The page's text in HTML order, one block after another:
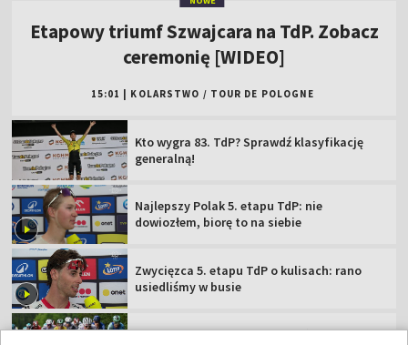
Najlepszy Polak 5. etapu TdP: nie
dowiozłem, biorę to na siebie
Zwycięzca 5. etapu TdP o kulisach: rano
Tour de Pologne 2026: sprawdź trasę i plan
Co za finisz! Szwajcar najlepszy na 5. etapie
Groźny incydent na TdP. Kłopoty trzech